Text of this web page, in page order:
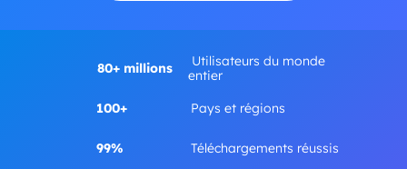
80+ millions
Utilisateurs du monde
entier
100+
Pays et régions
99% Téléchargements réussis